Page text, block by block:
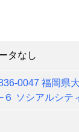
タなし
0047 福岡県
６ ソシアルシテ